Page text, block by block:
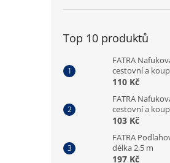
Top 10 produktů
FATRA
cestovní a
110 Kč
FATRA
cestovní a
103 Kč
FATRA
délka 2,5 m
197 Kč